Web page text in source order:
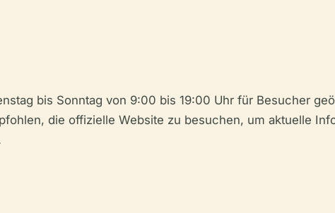
bis Sonntag von 9:00 bis 19:00 Uhr für Besucher
die offizielle Website zu besuchen, um aktuelle